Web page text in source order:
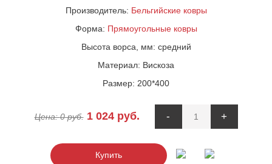
Производитель: Бельгийские ковры
Форма: Прямоугольные ковры
Высота ворса, мм: средний
Материал: Вискоза
Размер: 200*400
Цена:0руб. 1 024руб. - +
Купить